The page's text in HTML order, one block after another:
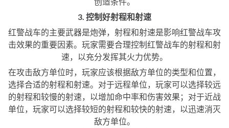
3. 控制好射程和射速
红警战车的主要武器是炮弹，射程和射速是影响红警战车攻
击效果的重要因素。玩家需要合理控制红警战车的射程和射
速，以充分发挥其火力优势。
在攻击敌方单位时，玩家应该根据敌方单位的类型和位置，
选择合适的射程和射速。对于远程单位，玩家可以选择较远
的射程和较慢的射速，以增加命中率和伤害效果；对于近战
单位，玩家可以选择较短的射程和较快的射速，以迅速消灭
敌方单位。